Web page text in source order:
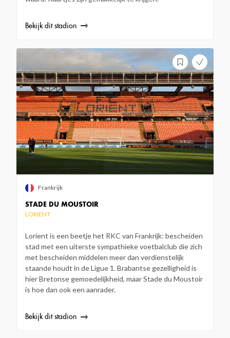
Bekijk dit stadion
STADE DU MOUSTOIR
LORIENT
Lorient is een beetje het RKC van Frankrijk: bescheiden
stad met een uiterste sympathieke voetbalclub die zich
met bescheiden middelen meer dan verdienstelijk
staande houdt in de Ligue 1. Brabantse gezelligheid is
hier Bretonse gemoedelijkheid, maar Stade du Moustoir
is hoe dan ook een aanrader.
Frankrijk
Bekijk dit stadion